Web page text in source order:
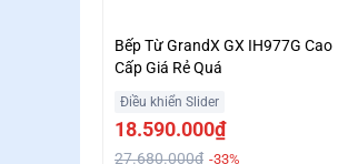
Bếp Từ GrandX GX IH977G Cao
Cấp Giá Rẻ Quá
Điều khiển Slider
18.590.000₫
27.680.000₫ -33%